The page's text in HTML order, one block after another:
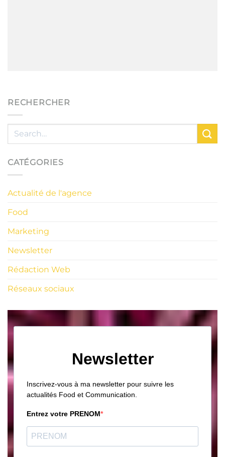
RECHERCHER
CATÉGORIES
Actualité de l'agence
Food
Marketing
Newsletter
Rédaction Web
Réseaux sociaux
Newsletter
Inscrivez-vous à ma newsletter pour suivre les
actualités Food et Communication.
Entrez votre PRENOM